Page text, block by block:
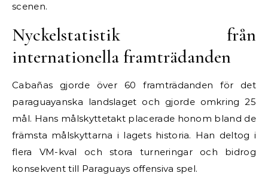
scenen.
Nyckelstatistik från
internationella framträdanden
Cabañas gjorde över 60 framträdanden för det
paraguayanska landslaget och gjorde omkring 25
mål. Hans målskyttetakt placerade honom bland de
främsta målskyttarna i lagets historia. Han deltog i
flera VM-kval och stora turneringar och bidrog
konsekvent till Paraguays offensiva spel.